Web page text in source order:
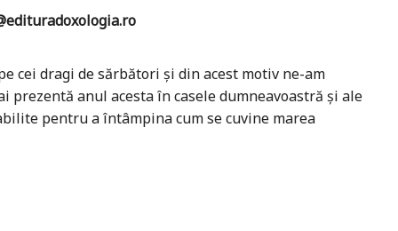
cei dragi de sărbători și din acest motiv ne-am
anul acesta în casele dumneavoastră și ale
pentru a întâmpina cum se cuvine marea